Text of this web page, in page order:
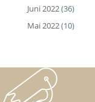
Juni 2022(36)
Mai 2022(10)